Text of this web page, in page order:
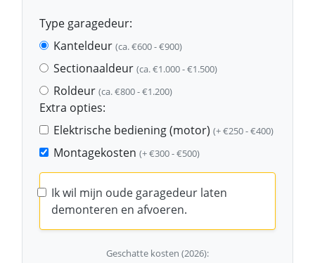
Type garagedeur:
Kanteldeur (ca. €600 - €900)
Sectionaaldeur (ca. €1.000 - €1.500)
Roldeur (ca. €800 - €1.200)
Extra opties:
Elektrische bediening (motor) (+ €250 - €400)
Montagekosten (+ €300 - €500)
Ik wil mijn oude garagedeur laten
demonteren en afvoeren.
Geschatte kosten (2026):